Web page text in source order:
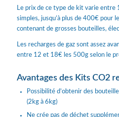
Le prix de ce type de kit varie entre
simples, jusqu’à plus de 400€ pour
contenant de grosses bouteilles,
Les recharges de gaz sont assez
entre 12 et 18€ les 500g selon le
Avantages des Kits CO2
Possibilité d’obtenir des
(2kg à 6kg)
Ne crée pas de déchet